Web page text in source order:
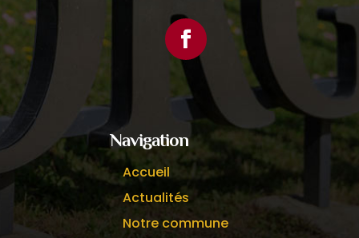
Facebook
Navigation
Accueil
Actualités
Notre commune